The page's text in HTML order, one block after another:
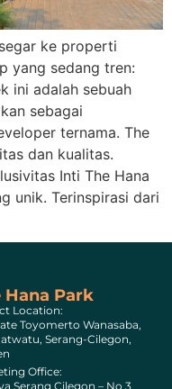
ke properti
yang sedang tren:
ini adalah sebuah
sebagai
ternama. The
dan kualitas.
Inti The Hana
unik. Terinspirasi dari
Hana Park
Location:
Toyomerto Wanasaba,
Serang-Cilegon,
Office:
Serang Cilegon – No 3